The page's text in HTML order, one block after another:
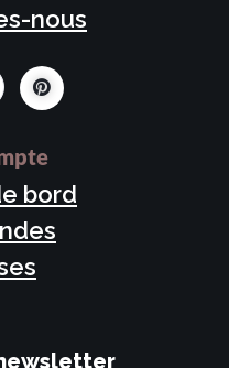
nous
bord